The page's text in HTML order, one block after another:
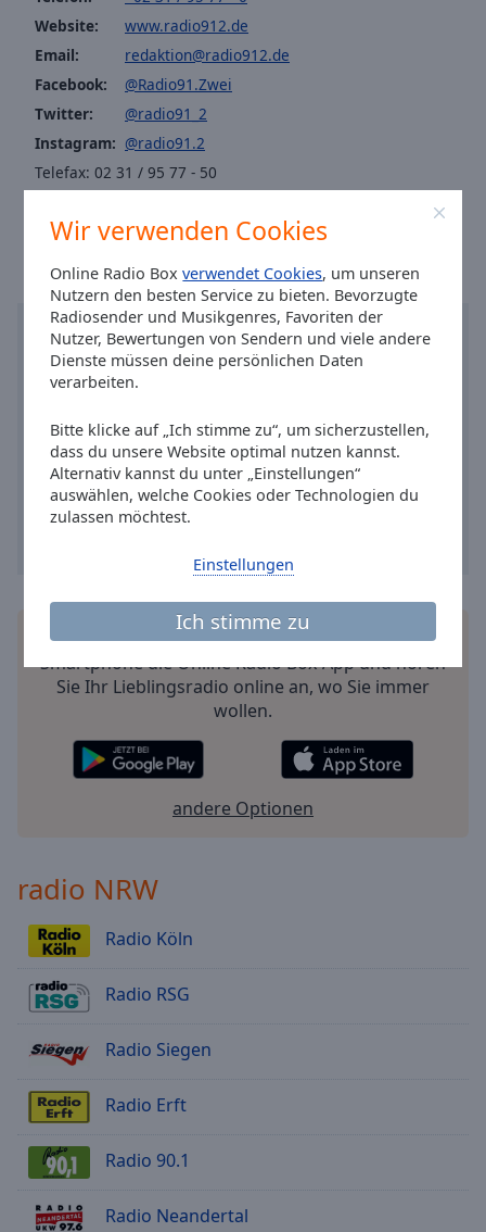
Wir verwenden Cookies
Online Radio Boxverwendet Cookies, um unseren
Nutzern den besten Service zu bieten. Bevorzugte
Radiosender und Musikgenres, Favoriten der
Nutzer, Bewertungen von Sendern und viele andere
Dienste müssen deine persönlichen Daten
verarbeiten.
Bitte klicke auf „Ich stimme zu“, um sicherzustellen,
dass du unsere Website optimal nutzen kannst.
Alternativ kannst du unter „Einstellungen“
auswählen, welche Cookies oder Technologien du
zulassen möchtest.
Ich stimme zu
Einstellungen
Done
Close
Dialog
dialog
window.
Website:
www.radio912.de
Email:
redaktion@radio912.de
Facebook:
@Radio91.Zwei
Twitter:
@radio91_2
Instagram: @radio91.2
Telefax: 02 31 / 95 77 - 50
Installieren Sie gratisGratisappauf Ihrem
Smartphone die Online Radio Box-App und hören
Sie Ihr Lieblingsradio online an, wo Sie immer
wollen.
andere Optionen
radio NRW
Radio Köln
Radio RSG
Radio Siegen
Radio Erft
Radio 90.1
Radio Neandertal